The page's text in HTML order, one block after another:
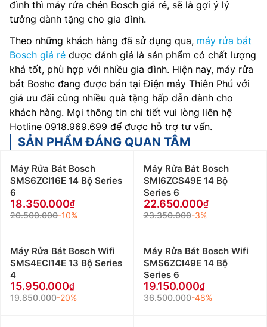
đình thì máy rửa chén Bosch giá rẻ, sẽ là gợi ý lý
tưởng dành tặng cho gia đình.
Theo những khách hàng đã sử dụng qua, máy rửa bát
Bosch giá rẻ được đánh giá là sản phẩm có chất lượng
khá tốt, phù hợp với nhiều gia đình. Hiện nay, máy rửa
bát Boshc đang được bán tại Điện máy Thiên Phú với
giá ưu đãi cùng nhiều quà tặng hấp dẫn dành cho
khách hàng. Mọi thông tin chi tiết vui lòng liên hệ
Hotline 0918.969.699 để được hỗ trợ tư vấn.
SẢN PHẨM ĐÁNG QUAN TÂM
Máy Rửa Bát Bosch
SMS6ZCI16E 14 Bộ Series
6
18.350.000
20.500.000-10%
Máy Rửa Bát Bosch
SMI6ZCS49E 14 Bộ
Series 6
22.650.000
23.350.000-3%
Máy Rửa Bát Bosch Wifi
SMS4ECI14E 13 Bộ Series
4
15.950.000
19.850.000-20%
Máy Rửa Bát Bosch Wifi
SMS6ZCI49E 14 Bộ
Series 6
19.150.000
36.500.000-48%